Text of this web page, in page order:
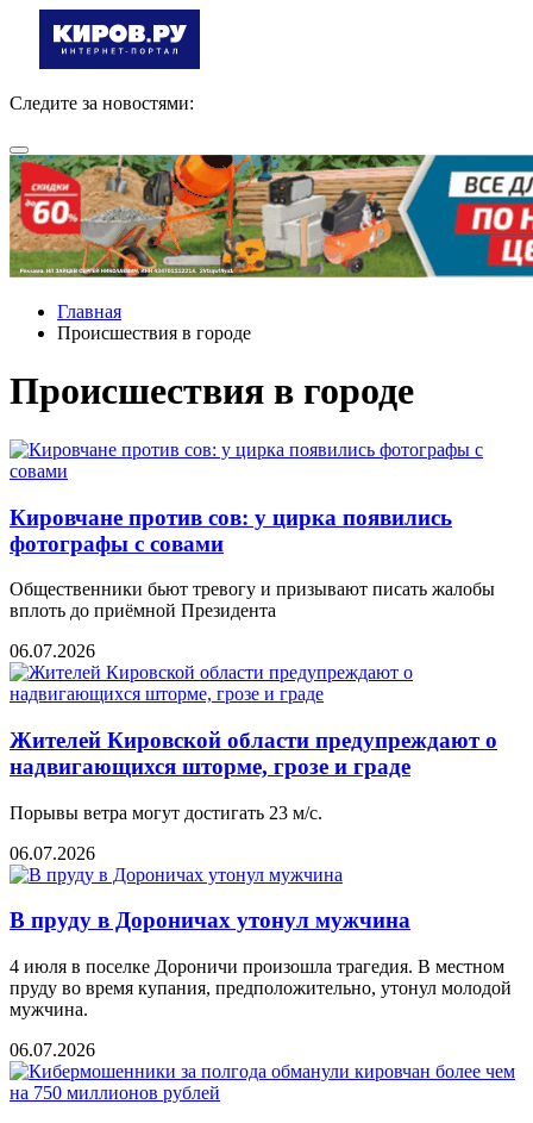
Следите за новостями:
Главная
Происшествия в городе
Происшествия в городе
Кировчане против сов: у цирка появились
фотографы с совами
Общественники бьют тревогу и призывают писать жалобы
вплоть до приёмной Президента
06.07.2026
Жителей Кировской области предупреждают о
надвигающихся шторме, грозе и граде
Порывы ветра могут достигать 23 м/с.
06.07.2026
В пруду в Дороничах утонул мужчина
4 июля в поселке Дороничи произошла трагедия. В местном
пруду во время купания, предположительно, утонул молодой
мужчина.
06.07.2026